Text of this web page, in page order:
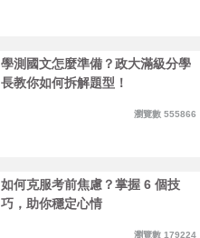
學測國文怎麼準備？政大滿級分學
長教你如何拆解題型！
瀏覽數 555866
如何克服考前焦慮？掌握 6 個技
巧，助你穩定心情
瀏覽數 179224